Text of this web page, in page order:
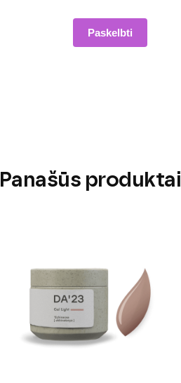
Panašūs produktai